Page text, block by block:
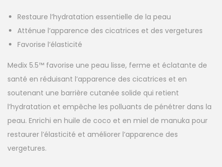
Restaure l’hydratation essentielle de la peau
Atténue l’apparence des cicatrices et des vergetures
Favorise l’élasticité
Medix 5.5™ favorise une peau lisse, ferme et éclatante de
santé en réduisant l’apparence des cicatrices et en
soutenant une barrière cutanée solide qui retient
l’hydratation et empêche les polluants de pénétrer dans la
peau. Enrichi en huile de coco et en miel de manuka pour
restaurer l’élasticité et améliorer l’apparence des
vergetures.